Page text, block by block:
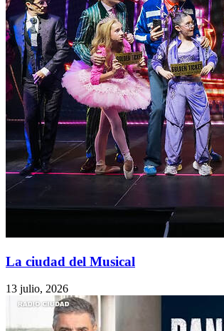
La ciudad del Musical
13 julio, 2026